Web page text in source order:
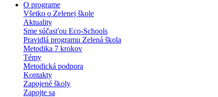
O programe
Všetko o Zelenej škole
Aktuality
Sme súčasťou Eco-Schools
Pravidlá programu Zelená škola
Metodika 7 krokov
Témy
Metodická podpora
Kontakty
Zapojené školy
Zapojte sa